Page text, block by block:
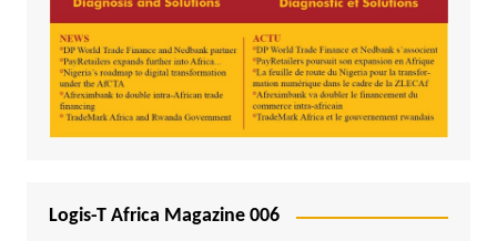
Logis-T Africa Magazine 006